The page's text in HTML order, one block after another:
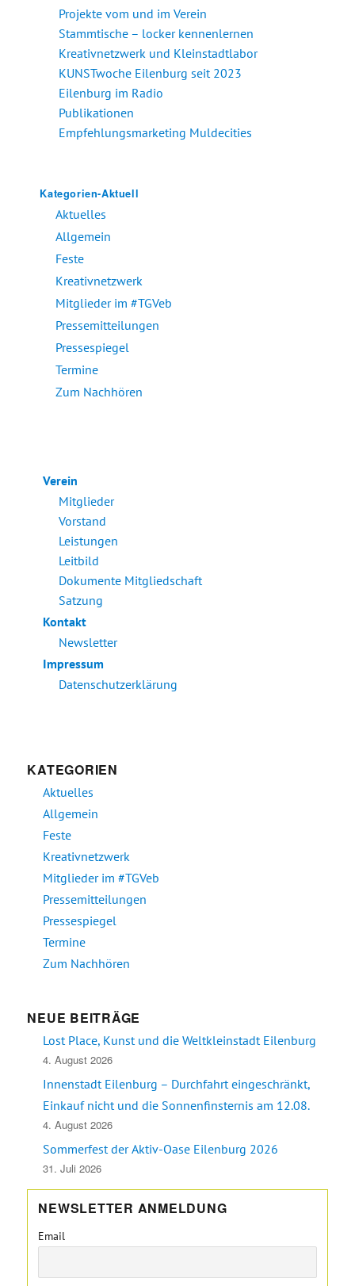
Projekte vom und im Verein
Stammtische – locker kennenlernen
Kreativnetzwerk und Kleinstadtlabor
KUNSTwoche Eilenburg seit 2023
Eilenburg im Radio
Publikationen
Empfehlungsmarketing Muldecities
Kategorien-Aktuell
Aktuelles
Allgemein
Feste
Kreativnetzwerk
Mitglieder im #TGVeb
Pressemitteilungen
Pressespiegel
Termine
Zum Nachhören
Verein
Mitglieder
Vorstand
Leistungen
Leitbild
Dokumente Mitgliedschaft
Satzung
Kontakt
Newsletter
Impressum
Datenschutzerklärung
KATEGORIEN
Aktuelles
Allgemein
Feste
Kreativnetzwerk
Mitglieder im #TGVeb
Pressemitteilungen
Pressespiegel
Termine
Zum Nachhören
NEUE BEITRÄGE
Lost Place, Kunst und die Weltkleinstadt Eilenburg
4. August 2026
Innenstadt Eilenburg – Durchfahrt eingeschränkt,
Einkauf nicht und die Sonnenfinsternis am 12.08.
4. August 2026
Sommerfest der Aktiv-Oase Eilenburg 2026
31. Juli 2026
NEWSLETTER ANMELDUNG
Email